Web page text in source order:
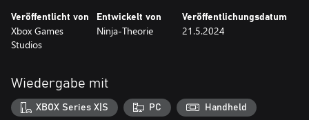
DIE GESCHICHTE SENUAS WIRD FORTGESETZT
Senua kehrt zurück und begibt sich auf eine brutale Reise des
EIN HAUTNAHES, KINOREIFES ERLEBNIS
Tauche tief in die Welt und die Geschichte von Senua ein, mit
wunderschön umgesetzter Grafik und fesselndem Sound.
SENUAS EINZIGARTIGE SICHTWEISE
Veröffentlicht von
Xbox Games
Studios
Entwickelt von
Ninja-Theorie
Veröffentlichungsdatum
21.5.2024
Wiedergabe mit
XBOX Series X|S PC Handheld